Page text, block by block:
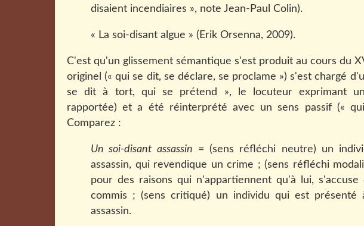
disaient incendiaires », note Jean-Paul Colin).
« La soi-disant algue » (Erik Orsenna, 2009).
C'est qu'un glissement sémantique s'est produit au cours du
originel (« qui se dit, se déclare, se proclame ») s'est chargé
se dit à tort, qui se prétend », le locuteur exprimant
rapportée) et a été réinterprété avec un sens passif («
Comparez :
Un soi-disant assassin = (sens réfléchi neutre) un
assassin, qui revendique un crime ; (sens réfléchi
pour des raisons qui n'appartiennent qu'à lui,
commis ; (sens critiqué) un individu qui est
assassin.